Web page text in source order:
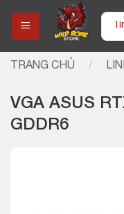
content
Tìm
TRANG CHỦ /
VGA ASUS
GDDR6